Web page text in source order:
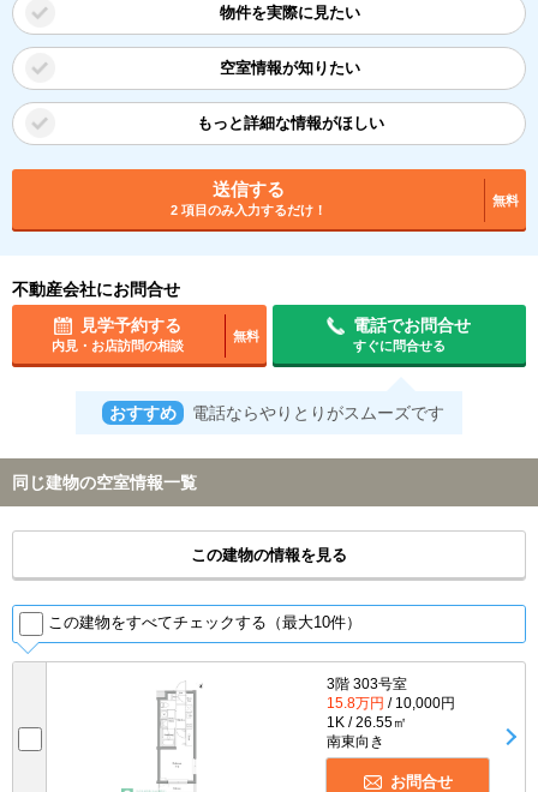
物件を実際に見たい
空室情報が知りたい
もっと詳細な情報がほしい
送信する
2 項目のみ入力するだけ！
無料
不動産会社にお問合せ
見学予約する
内見・お店訪問の相談
無料
電話でお問合せ
すぐに問合せる
おすすめ 電話ならやりとりがスムーズです
同じ建物の空室情報一覧
この建物の情報を見る
この建物をすべてチェックする（最大10件）
3階 303号室
15.8万円 / 10,000円
1K / 26.55㎡
南東向き
お問合せ